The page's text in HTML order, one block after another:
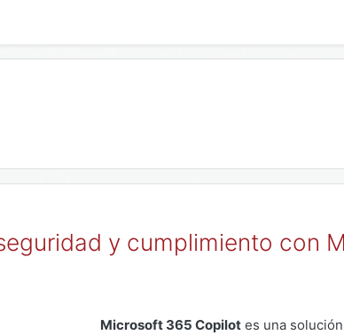
y cumplimiento con
Microsoft 365 Copilot es una